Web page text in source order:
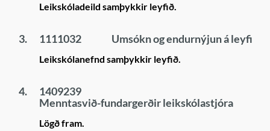
Leikskóladeild samþykkir leyfið.
3. 1111032 Umsókn og endurnýjun á leyfi
Leikskólanefnd samþykkir leyfið.
4.
1409239
Menntasvið-fundargerðir leikskólastjóra
Lögð fram.